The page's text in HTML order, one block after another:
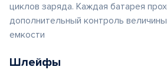
циклов заряда. Каждая батарея
дополнительный контроль
емкости
Шлейфы